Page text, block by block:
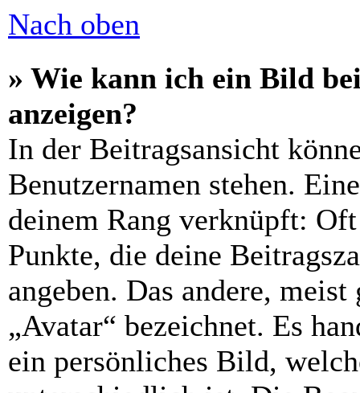
Nach oben
» Wie kann ich ein Bild
anzeigen?
In der Beitragsansicht
Benutzernamen stehen.
deinem Rang verknüpft:
Punkte, die deine
angeben. Das andere,
„Avatar“ bezeichnet. Es
ein persönliches Bild,